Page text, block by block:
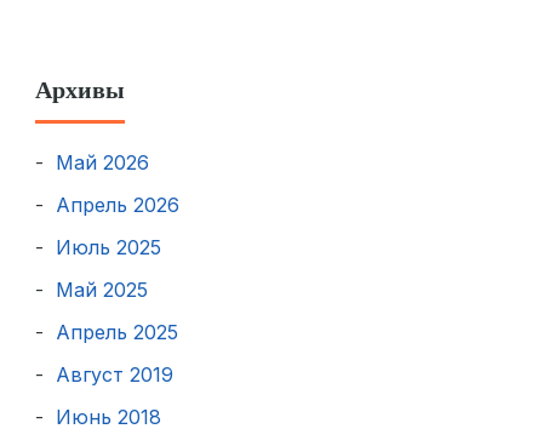
Архивы
Май 2026
Апрель 2026
Июль 2025
Май 2025
Апрель 2025
Август 2019
Июнь 2018